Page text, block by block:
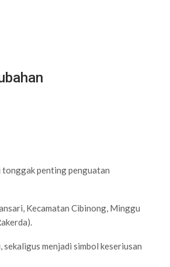
tonggak penting penguatan
Kecamatan Cibinong, Minggu
menjadi simbol keseriusan